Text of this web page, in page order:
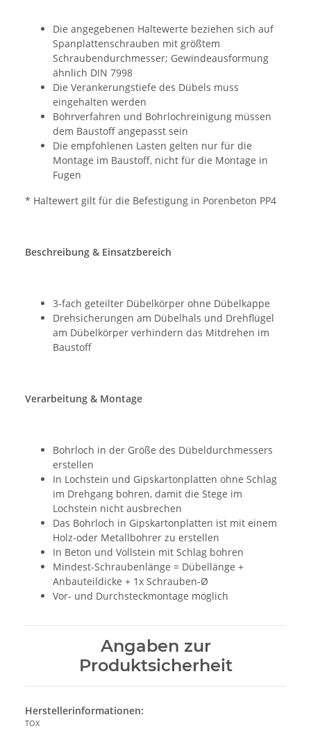
Die angegebenen Haltewerte beziehen sich auf
Spanplattenschrauben mit größtem
Schraubendurchmesser; Gewindeausformung
ähnlich DIN 7998
Die Verankerungstiefe des Dübels muss
eingehalten werden
Bohrverfahren und Bohrlochreinigung müssen
dem Baustoff angepasst sein
Die empfohlenen Lasten gelten nur für die
Montage im Baustoff, nicht für die Montage in
Fugen
* Haltewert gilt für die Befestigung in Porenbeton PP4
Beschreibung & Einsatzbereich
3-fach geteilter Dübelkörper ohne Dübelkappe
Drehsicherungen am Dübelhals und Drehflügel
am Dübelkörper verhindern das Mitdrehen im
Baustoff
Verarbeitung & Montage
Bohrloch in der Größe des Dübeldurchmessers
erstellen
In Lochstein und Gipskartonplatten ohne Schlag
im Drehgang bohren, damit die Stege im
Lochstein nicht ausbrechen
Das Bohrloch in Gipskartonplatten ist mit einem
Holz-oder Metallbohrer zu erstellen
In Beton und Vollstein mit Schlag bohren
Mindest-Schraubenlänge = Dübellänge +
Anbauteildicke + 1x Schrauben-Ø
Vor- und Durchsteckmontage möglich
Angaben zur
Produktsicherheit
Herstellerinformationen:
TOX